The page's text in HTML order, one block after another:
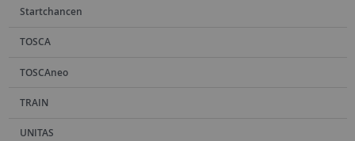
Startchancen
TOSCA
TOSCAneo
TRAIN
UNITAS